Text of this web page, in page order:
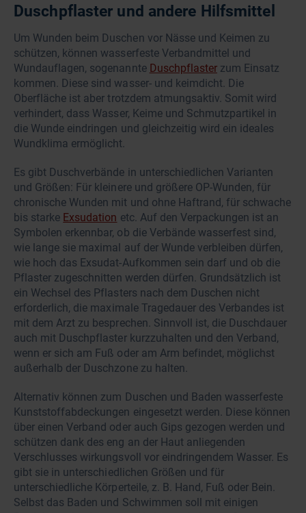
Duschpflaster und andere Hilfsmittel
Um Wunden beim Duschen vor Nässe und Keimen zu
schützen, können wasserfeste Verbandmittel und
Wundauflagen, sogenannte Duschpflasterzum Einsatz
kommen. Diese sind wasser- und keimdicht. Die
Oberfläche ist aber trotzdem atmungsaktiv. Somit wird
verhindert, dass Wasser, Keime und Schmutzpartikel in
die Wunde eindringen und gleichzeitig wird ein ideales
Wundklima ermöglicht.
Es gibt Duschverbände in unterschiedlichen Varianten
und Größen: Für kleinere und größere OP-Wunden, für
chronische Wunden mit und ohne Haftrand, für schwache
bis starke Exsudation etc. Auf den Verpackungen ist an
Symbolen erkennbar, ob die Verbände wasserfest sind,
wie lange sie maximal auf der Wunde verbleiben dürfen,
wie hoch das Exsudat-Aufkommen sein darf und ob die
Pflaster zugeschnitten werden dürfen. Grundsätzlich ist
ein Wechsel des Pflasters nach dem Duschen nicht
erforderlich, die maximale Tragedauer des Verbandes ist
mit dem Arzt zu besprechen. Sinnvoll ist, die Duschdauer
auch mit Duschpflaster kurzzuhalten und den Verband,
wenn er sich am Fuß oder am Arm befindet, möglichst
außerhalb der Duschzone zu halten.
Alternativ können zum Duschen und Baden wasserfeste
Kunststoffabdeckungen eingesetzt werden. Diese können
über einen Verband oder auch Gips gezogen werden und
schützen dank des eng an der Haut anliegenden
Verschlusses wirkungsvoll vor eindringendem Wasser. Es
gibt sie in unterschiedlichen Größen und für
unterschiedliche Körperteile, z. B. Hand, Fuß oder Bein.
Selbst das Baden und Schwimmen soll mit einigen